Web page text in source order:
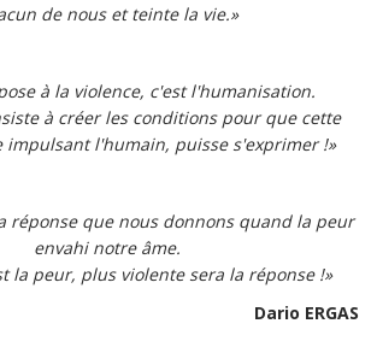
de nous et teinte la vie.»
à la violence, c'est l'humanisation.
à créer les conditions pour que cette
impulsant l'humain, puisse s'exprimer !»
réponse que nous donnons quand la peur
envahi notre âme.
la peur, plus violente sera la réponse !»
Dario ERGAS